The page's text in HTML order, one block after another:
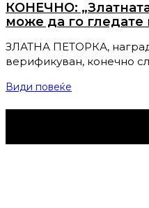
КОНЕЧНО:
може да го гледате
ЗЛАТНА ПЕТОРКА,
верификуван, конечно
Види повеќе